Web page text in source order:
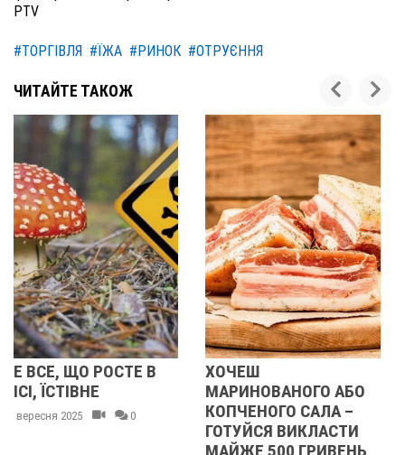
PTV
#ТОРГІВЛЯ #ЇЖА #РИНОК #ОТРУЄННЯ
ЧИТАЙТЕ ТАКОЖ
ХОЧЕШ
МАРИНОВАНОГО АБО
КОПЧЕНОГО САЛА –
КАЛЕНДАР
ХАРЧУВАННЯ НА
ВЕЛИКИЙ ПІСТ 2025
06 березня 2025 0